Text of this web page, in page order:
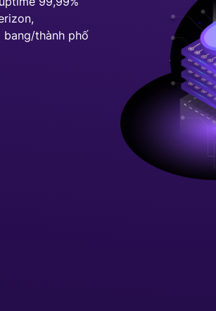
VNDC 23
6.000đ/Ngày
VNDC 25
thành phố